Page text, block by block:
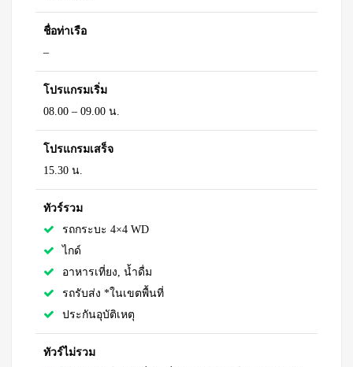
ชื่อท่าเรือ
–
โปรแกรมเริ่ม
08.00 – 09.00 น.
โปรแกรมเสร็จ
15.30 น.
ทัวร์รวม
รถกระบะ 4×4 WD
ไกด์
อาหารเที่ยง, น้ำดื่ม
รถรับส่ง *ในเขตพื้นที่
ประกันอุบัติเหตุ
ทัวร์ไม่รวม